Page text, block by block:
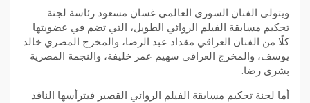
ويتولى الفنان السوري العالمي غسان مسعود رئاسة لجنة
تحكيم مسابقة الفيلم الروائي الطويل، التي تضم في عضويتها
كلًا من الفنان العراقي مقداد عبد الرضا، والمخرج المصري خالد
يوسف، والمخرج العراقي سهيم عمر خليفة، والنجمة المصرية
بشرى رضا.
أما لجنة تحكيم مسابقة الفيلم الروائي القصير فيترأسها الناقد